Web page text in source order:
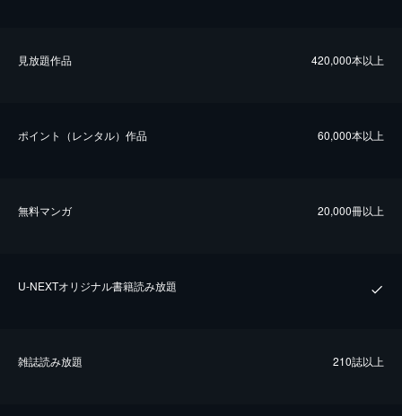
⾒放題作品 420,000本以上
ポイント（レンタル）作品 60,000本以上
無料マンガ 20,000冊以上
U-NEXTオリジナル書籍読み放題
雑誌読み放題 210誌以上